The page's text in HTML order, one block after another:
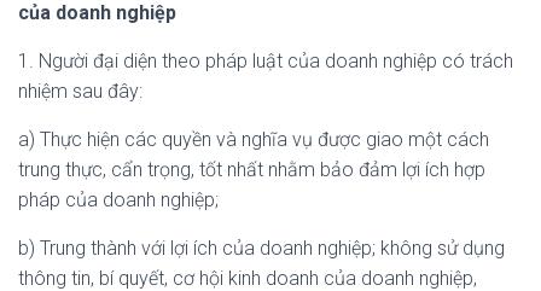
của doanh nghiệp
1. Người đại diện theo pháp luật của doanh nghiệp có trách
nhiệm sau đây:
a) Thực hiện các quyền và nghĩa vụ được giao một cách
trung thực, cẩn trọng, tốt nhất nhằm bảo đảm lợi ích hợp
pháp của doanh nghiệp;
b) Trung thành với lợi ích của doanh nghiệp; không sử dụng
thông tin, bí quyết, cơ hội kinh doanh của doanh nghiệp,